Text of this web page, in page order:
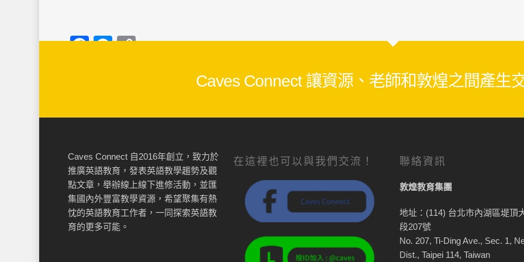
Caves Connect 讓資源、老師和敦煌之間產生
Caves Connect 自2016年創立，致力於
推廣英語教育，發表英語教學趨勢及觀
點文章，舉辦線上線下進修活動，並匯
集國內外豐富教學資源，希望聚集有熱
忱的英語教育工作者，一同探索英語教
育的更多可能。
在這裡也可以與我們交流！ 聯絡資訊
敦煌教育集團
地址：(114) 台北市內湖區堤頂
段207號
No. 207, Ti-Ding Ave., Sec. 1,
Dist., Taipei 114, Taiwan